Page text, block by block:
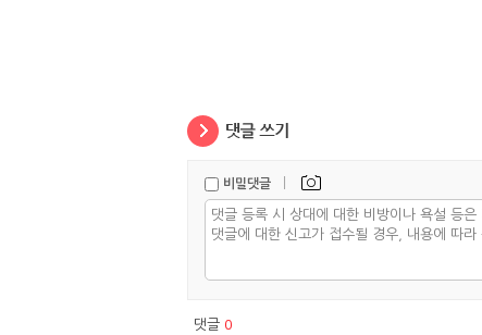
비밀댓글 |
댓글 0